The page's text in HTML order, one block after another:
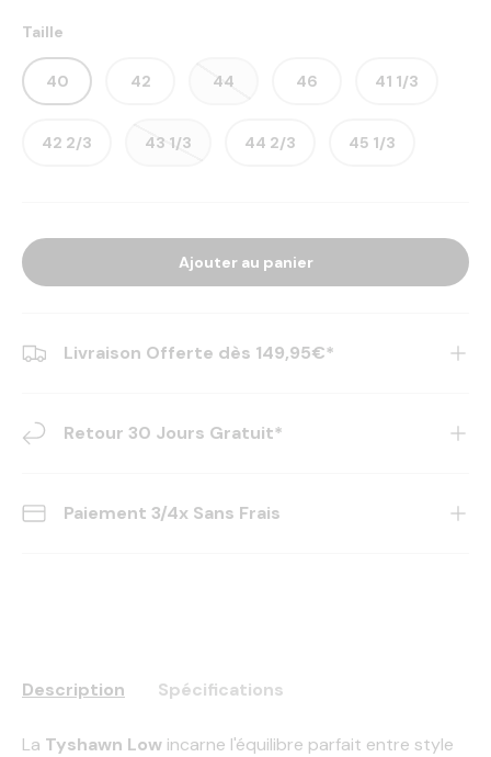
Taille
40 42 44 46 41 1/3
42 2/3 43 1/3 44 2/3 45 1/3
Ajouter au panier
Livraison Offerte dès 149,95€*
Retour 30 Jours Gratuit*
Paiement 3/4x Sans Frais
Description Spécifications
La Tyshawn Low incarne l'équilibre parfait entre style